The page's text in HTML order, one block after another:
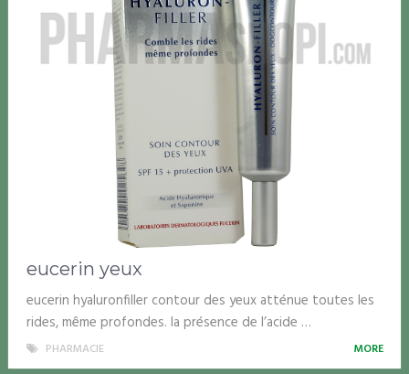
eucerin yeux
eucerin hyaluronfiller contour des yeux atténue toutes les
rides, même profondes. la présence de l’acide …
PHARMACIE MORE